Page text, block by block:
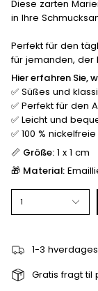
Diese zarten
in Ihre
Perfekt für den
für jemanden, der
Hier erfahren Sie,
✅ Süßes und
✅ Perfekt für den
✅ Leicht und
✅ 100 %
📏 Größe: 1 x 1 cm
🎁 Material:
1
1-3
Gratis fragt til